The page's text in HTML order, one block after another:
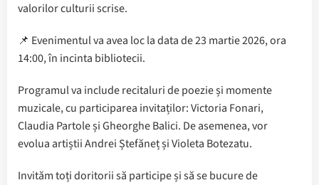
valorilor culturii scrise.
📌 Evenimentul va avea loc la data de 23 martie 2026, ora
14:00, în incinta bibliotecii.
Programul va include recitaluri de poezie și momente
muzicale, cu participarea invitaților: Victoria Fonari,
Claudia Partole și Gheorghe Balici. De asemenea, vor
evolua artiștii Andrei Ștefăneț și Violeta Botezatu.
Invităm toți doritorii să participe și să se bucure de